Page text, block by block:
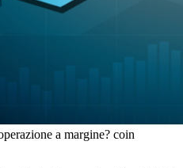
a margine? coin